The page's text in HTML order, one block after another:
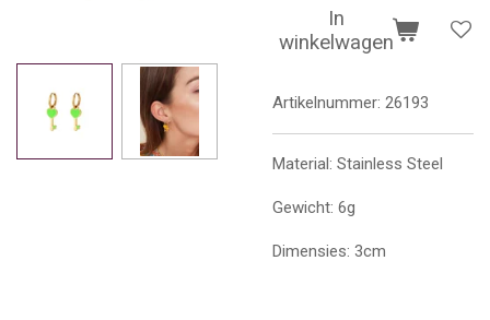
In
winkelwagen
Artikelnummer: 26193
Material: Stainless Steel
Gewicht: 6g
Dimensies: 3cm